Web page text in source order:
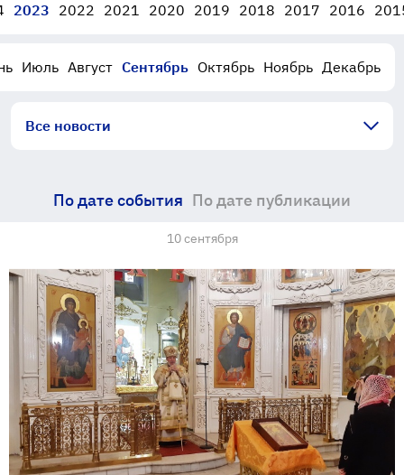
2023 2022 2021 2020 2019 2018 2017 2016
Июль Август Сентябрь Октябрь Ноябрь Декабрь
Все новости
По дате события По дате публикации
10 сентября